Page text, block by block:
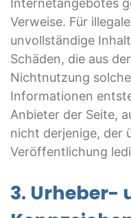
Internetangebotes
Verweise. Für
unvollständige
Schäden, die aus
Nichtnutzung
Informationen
Anbieter der Seite,
nicht derjenige, der
Veröffentlichung
3. Urheber-